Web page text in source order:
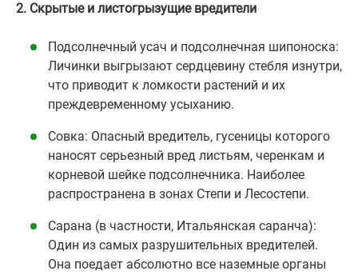
2. Скрытые и листогрызущие вредители
Подсолнечный усач и подсолнечная шипоноска:
Личинки выгрызают сердцевину стебля изнутри,
что приводит к ломкости растений и их
преждевременному усыханию.
Совка: Опасный вредитель, гусеницы которого
наносят серьезный вред листьям, черенкам и
корневой шейке подсолнечника. Наиболее
распространена в зонах Степи и Лесостепи.
Сарана (в частности, Итальянская саранча):
Один из самых разрушительных вредителей.
Она поедает абсолютно все наземные органы